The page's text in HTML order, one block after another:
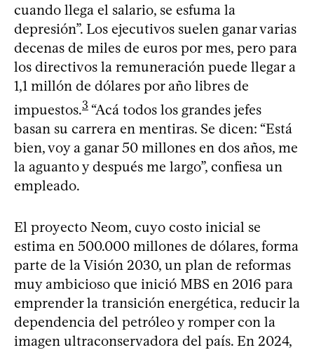
cuando llega el salario, se esfuma la
depresión”. Los ejecutivos suelen ganar varias
decenas de miles de euros por mes, pero para
los directivos la remuneración puede llegar a
1,1 millón de dólares por año libres de
impuestos.3 “Acá todos los grandes jefes
basan su carrera en mentiras. Se dicen: “Está
bien, voy a ganar 50 millones en dos años, me
la aguanto y después me largo”, confiesa un
empleado.
El proyecto Neom, cuyo costo inicial se
estima en 500.000 millones de dólares, forma
parte de la Visión 2030, un plan de reformas
muy ambicioso que inició MBS en 2016 para
emprender la transición energética, reducir la
dependencia del petróleo y romper con la
imagen ultraconservadora del país. En 2024,